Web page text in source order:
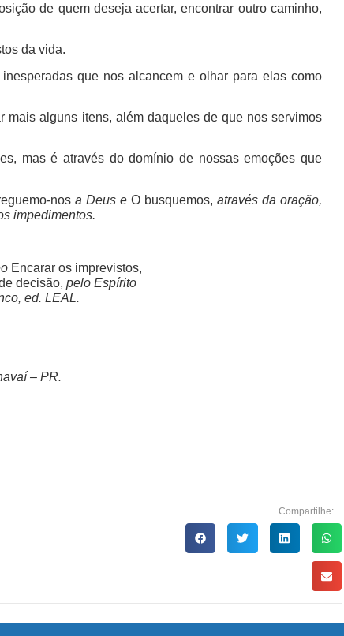
de quem deseja acertar, encontrar outro caminho,
da vida.
que nos alcancem e olhar para elas como
mais alguns itens, além daqueles de que nos servimos
mas é através do domínio de nossas emoções que
nos a Deus e O busquemos, através da oração,
impedimentos.
Encarar os imprevistos,
decisão, pelo Espírito
ed. LEAL.
– PR.
Compartilhe: